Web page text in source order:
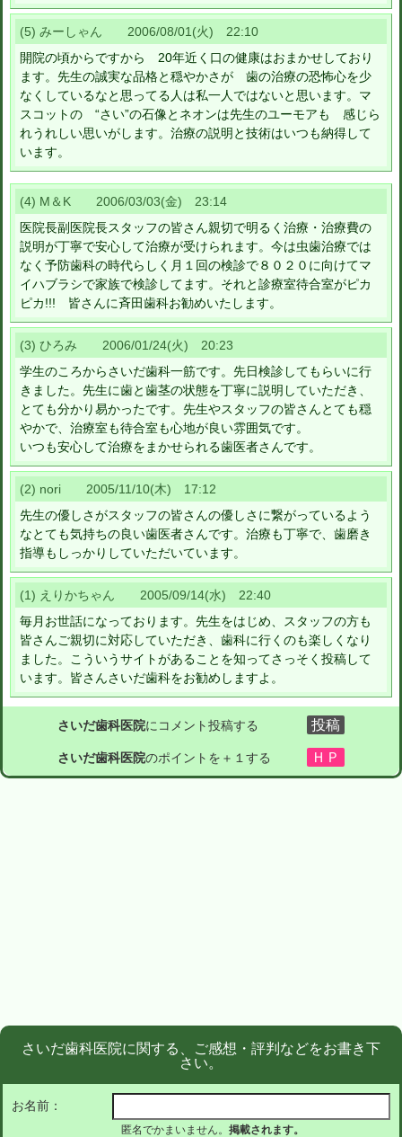
(5) みーしゃん 2006/08/01(火) 22:10
開院の頃からですから 20年近く口の健康はおまかせしており
ます。先生の誠実な品格と穏やかさが 歯の治療の恐怖心を少
なくしているなと思ってる人は私一人ではないと思います。マ
スコットの “さい”の石像とネオンは先生のユーモアも 感じら
れうれしい思いがします。治療の説明と技術はいつも納得して
います。
(4) M＆K 2006/03/03(金) 23:14
医院長副医院長スタッフの皆さん親切で明るく治療・治療費の
説明が丁寧で安心して治療が受けられます。今は虫歯治療では
なく予防歯科の時代らしく月１回の検診で８０２０に向けてマ
イハブラシで家族で検診してます。それと診療室待合室がピカ
ピカ!!! 皆さんに斉田歯科お勧めいたします。
(3) ひろみ 2006/01/24(火) 20:23
学生のころからさいだ歯科一筋です。先日検診してもらいに行
きました。先生に歯と歯茎の状態を丁寧に説明していただき、
とても分かり易かったです。先生やスタッフの皆さんとても穏
やかで、治療室も待合室も心地が良い雰囲気です。
いつも安心して治療をまかせられる歯医者さんです。
(2) nori 2005/11/10(木) 17:12
先生の優しさがスタッフの皆さんの優しさに繋がっているよう
なとても気持ちの良い歯医者さんです。治療も丁寧で、歯磨き
指導もしっかりしていただいています。
(1) えりかちゃん 2005/09/14(水) 22:40
毎月お世話になっております。先生をはじめ、スタッフの方も
皆さんご親切に対応していただき、歯科に行くのも楽しくなり
ました。こういうサイトがあることを知ってさっそく投稿して
います。皆さんさいだ歯科をお勧めしますよ。
さいだ歯科医院にコメント投稿する
さいだ歯科医院のポイントを＋１する
さいだ歯科医院に関する、ご感想・評判などをお書き下
さい。
お名前：
匿名でかまいません。 掲載されます。